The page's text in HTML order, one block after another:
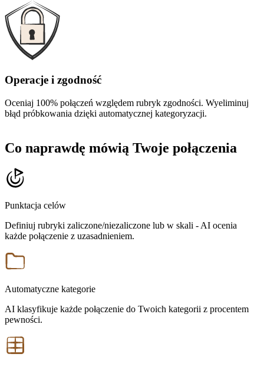
Operacje i zgodność
Oceniaj 100% połączeń względem rubryk zgodności. Wyeliminuj
błąd próbkowania dzięki automatycznej kategoryzacji.
Co naprawdę mówią Twoje połączenia
Punktacja celów
Definiuj rubryki zaliczone/niezaliczone lub w skali - AI ocenia
każde połączenie z uzasadnieniem.
Automatyczne kategorie
AI klasyfikuje każde połączenie do Twoich kategorii z procentem
pewności.